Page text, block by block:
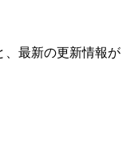
、最新の更新情報が